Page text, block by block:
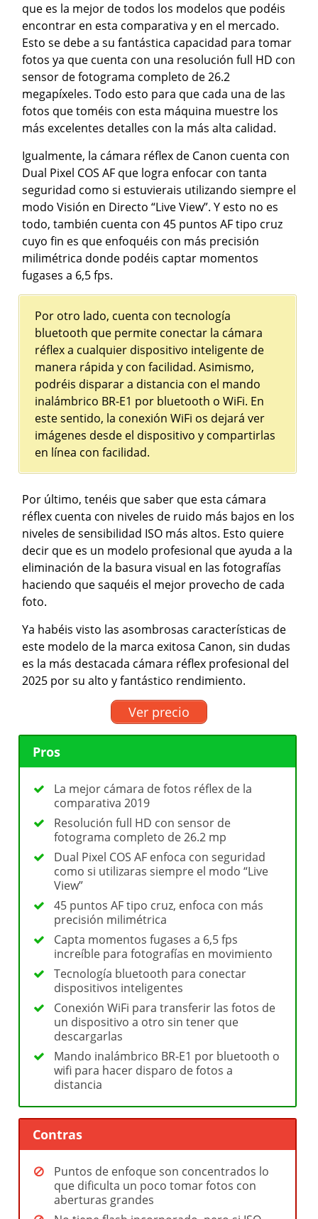
que es la mejor de todos los modelos que podéis
encontrar en esta comparativa y en el mercado.
Esto se debe a su fantástica capacidad para tomar
fotos ya que cuenta con una resolución full HD con
sensor de fotograma completo de 26.2
megapíxeles. Todo esto para que cada una de las
fotos que toméis con esta máquina muestre los
más excelentes detalles con la más alta calidad.
Igualmente, la cámara réflex de Canon cuenta con
Dual Pixel COS AF que logra enfocar con tanta
seguridad como si estuvierais utilizando siempre el
modo Visión en Directo “Live View”. Y esto no es
todo, también cuenta con 45 puntos AF tipo cruz
cuyo fin es que enfoquéis con más precisión
milimétrica donde podéis captar momentos
fugases a 6,5 fps.
Por otro lado, cuenta con tecnología
bluetooth que permite conectar la cámara
réflex a cualquier dispositivo inteligente de
manera rápida y con facilidad. Asimismo,
podréis disparar a distancia con el mando
inalámbrico BR-E1 por bluetooth o WiFi. En
este sentido, la conexión WiFi os dejará ver
imágenes desde el dispositivo y compartirlas
en línea con facilidad.
Por último, tenéis que saber que esta cámara
réflex cuenta con niveles de ruido más bajos en los
niveles de sensibilidad ISO más altos. Esto quiere
decir que es un modelo profesional que ayuda a la
eliminación de la basura visual en las fotografías
haciendo que saquéis el mejor provecho de cada
foto.
Ya habéis visto las asombrosas características de
este modelo de la marca exitosa Canon, sin dudas
es la más destacada cámara réflex profesional del
2025 por su alto y fantástico rendimiento.
Ver precio
Pros
La mejor cámara de fotos réflex de la
comparativa 2019
Resolución full HD con sensor de
fotograma completo de 26.2 mp
Dual Pixel COS AF enfoca con seguridad
como si utilizaras siempre el modo “Live
View”
45 puntos AF tipo cruz, enfoca con más
precisión milimétrica
Capta momentos fugases a 6,5 fps
increíble para fotografías en movimiento
Tecnología bluetooth para conectar
dispositivos inteligentes
Conexión WiFi para transferir las fotos de
un dispositivo a otro sin tener que
descargarlas
Mando inalámbrico BR-E1 por bluetooth o
wifi para hacer disparo de fotos a
distancia
Contras
Puntos de enfoque son concentrados lo
que dificulta un poco tomar fotos con
aberturas grandes